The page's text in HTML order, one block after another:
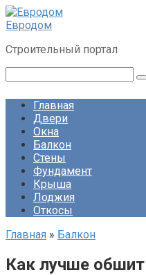
Перейти
к
Евродом
Строительный портал
Главная
Двери
Окна
Балкон
Стены
Фундамент
Крыша
Лоджия
Откосы
Главная » Балкон
Как лучше